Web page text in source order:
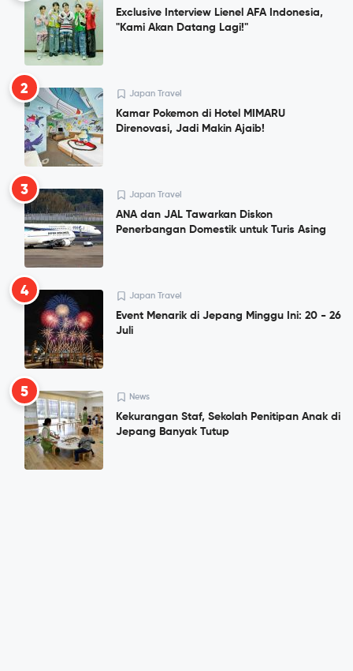
Exclusive Interview Lienel AFA Indonesia,
"Kami Akan Datang Lagi!"
2 Japan Travel
Kamar Pokemon di Hotel MIMARU
Direnovasi, Jadi Makin Ajaib!
3 Japan Travel
ANA dan JAL Tawarkan Diskon
Penerbangan Domestik untuk Turis Asing
4 Japan Travel
Event Menarik di Jepang Minggu Ini: 20 - 26
Juli
5 News
Kekurangan Staf, Sekolah Penitipan Anak di
Jepang Banyak Tutup